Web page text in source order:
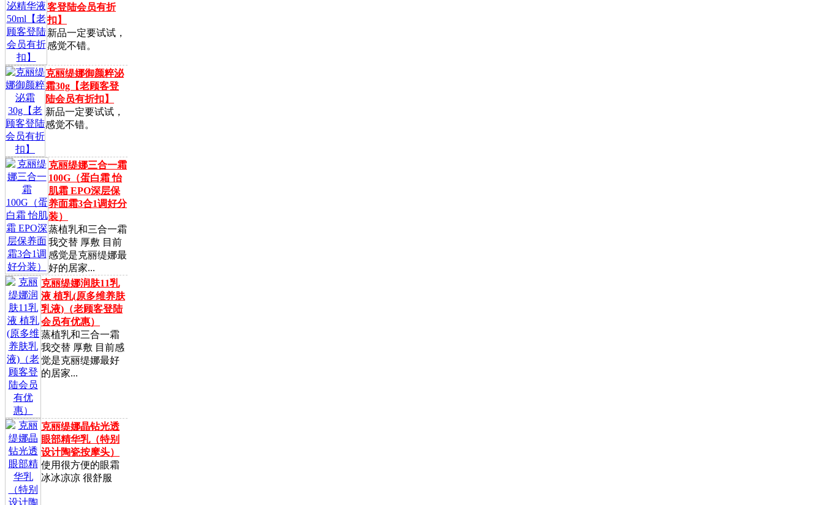
客登陆会员有折
扣】
新品一定要试试，
感觉不错。
克丽缇娜御颜粹泌
霜30g【老顾客登
陆会员有折扣】
新品一定要试试，
感觉不错。
克丽缇娜三合一霜
100G（蛋白霜 怡
肌霜 EPO深层保
养面霜3合1调好分
装）
蒸植乳和三合一霜
我交替 厚敷 目前
感觉是克丽缇娜最
好的居家...
克丽缇娜润肤11乳
液 植乳(原多维养肤
乳液)（老顾客登陆
会员有优惠）
蒸植乳和三合一霜
我交替 厚敷 目前感
觉是克丽缇娜最好
的居家...
克丽缇娜晶钻光透
眼部精华乳（特别
设计陶瓷按摩头）
使用很方便的眼霜
冰冰凉凉 很舒服